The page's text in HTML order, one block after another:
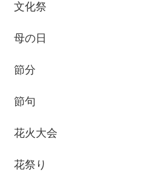
文化祭
母の日
節分
節句
花火大会
花祭り